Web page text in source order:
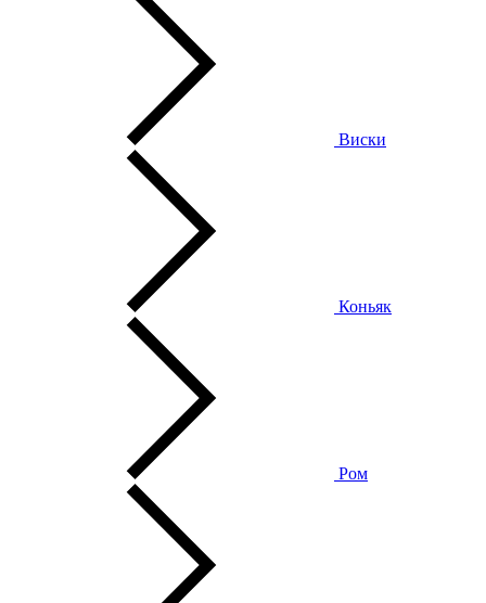
Виски
Коньяк
Ром